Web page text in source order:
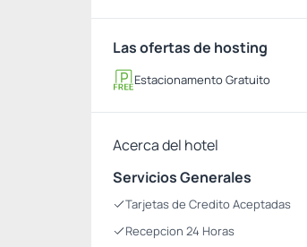
Las ofertas de hosting
Estacionamento Gratuito
Acerca del hotel
Servicios Generales
Tarjetas de Credito Aceptadas
Recepcion 24 Horas